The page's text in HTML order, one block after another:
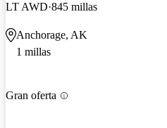
LT AWD 845 millas
Anchorage, AK
1 millas
Gran oferta